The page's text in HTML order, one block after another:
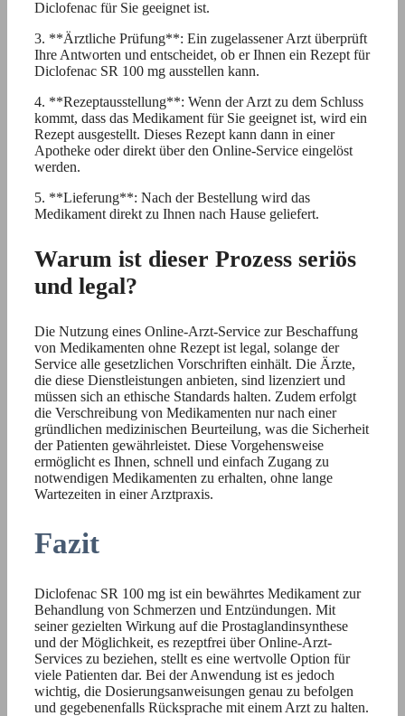
Diclofenac für Sie geeignet ist.
3. **Ärztliche Prüfung**: Ein zugelassener Arzt überprüft
Ihre Antworten und entscheidet, ob er Ihnen ein Rezept für
Diclofenac SR 100 mg ausstellen kann.
4. **Rezeptausstellung**: Wenn der Arzt zu dem Schluss
kommt, dass das Medikament für Sie geeignet ist, wird ein
Rezept ausgestellt. Dieses Rezept kann dann in einer
Apotheke oder direkt über den Online-Service eingelöst
werden.
5. **Lieferung**: Nach der Bestellung wird das
Medikament direkt zu Ihnen nach Hause geliefert.
Warum ist dieser Prozess seriös
und legal?
Die Nutzung eines Online-Arzt-Service zur Beschaffung
von Medikamenten ohne Rezept ist legal, solange der
Service alle gesetzlichen Vorschriften einhält. Die Ärzte,
die diese Dienstleistungen anbieten, sind lizenziert und
müssen sich an ethische Standards halten. Zudem erfolgt
die Verschreibung von Medikamenten nur nach einer
gründlichen medizinischen Beurteilung, was die Sicherheit
der Patienten gewährleistet. Diese Vorgehensweise
ermöglicht es Ihnen, schnell und einfach Zugang zu
notwendigen Medikamenten zu erhalten, ohne lange
Wartezeiten in einer Arztpraxis.
Fazit
Diclofenac SR 100 mg ist ein bewährtes Medikament zur
Behandlung von Schmerzen und Entzündungen. Mit
seiner gezielten Wirkung auf die Prostaglandinsynthese
und der Möglichkeit, es rezeptfrei über Online-Arzt-
Services zu beziehen, stellt es eine wertvolle Option für
viele Patienten dar. Bei der Anwendung ist es jedoch
wichtig, die Dosierungsanweisungen genau zu befolgen
und gegebenenfalls Rücksprache mit einem Arzt zu halten.